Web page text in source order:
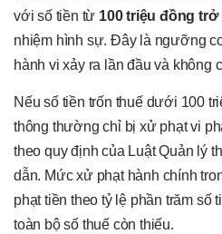
với số tiền từ 100 triệu đồng trở
nhiệm hình sự. Đây là ngưỡng
hành vi xảy ra lần đầu và không
Nếu số tiền trốn thuế dưới 100
thông thường chỉ bị xử phạt vi
theo quy định của Luật Quản lý
dẫn. Mức xử phạt hành chính
phạt tiền theo tỷ lệ phần trăm số
toàn bộ số thuế còn thiếu.